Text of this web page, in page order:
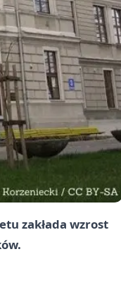
zakłada wzrost